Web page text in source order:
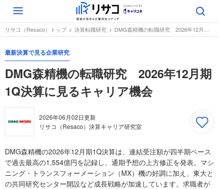
Toggle
navigation
リサコ（Resaco）トップ 決算転職研究 DMG森精機の転職研究 2026年12月期1Q決算に見るキャリア機会
最新決算で見る企業研究
DMG森精機の転職研究 2026年12月期
1Q決算に見るキャリア機会
2026年06月02日更新
リサコ（Resaco）決算キャリア研究室
DMG森精機の2026年12月期1Q決算は、連結受注額が四半期ベース
で過去最高の1,554億円を記録し、通期予想の上方修正を発表。マシ
ニング・トランスフォーメーション（MX）機の好調に加え、東大と
の共同研究センター開設など成長戦略が加速しています。求職者が